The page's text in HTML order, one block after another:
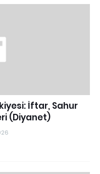
İftar, Sahur
(Diyanet)